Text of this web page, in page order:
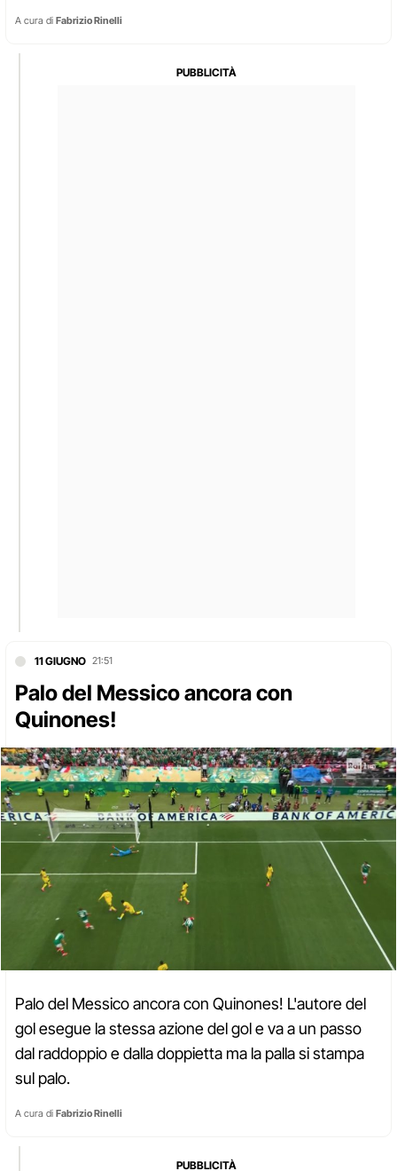
A cura di Fabrizio Rinelli
11 GIUGNO 21:51
Palo del Messico ancora con
Quinones!
Palo del Messico ancora con Quinones! L'autore del
gol esegue la stessa azione del gol e va a un passo
dal raddoppio e dalla doppietta ma la palla si stampa
sul palo.
A cura di Fabrizio Rinelli